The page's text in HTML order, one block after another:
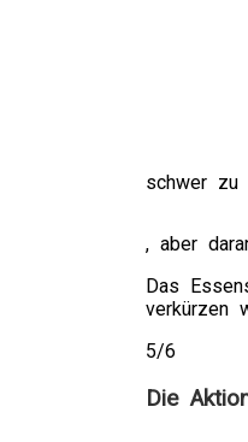
schwer zu
is
through
federal
pharmacies,
creams
thirds,
or
, aber
Das
verkürzen
5/6
Die